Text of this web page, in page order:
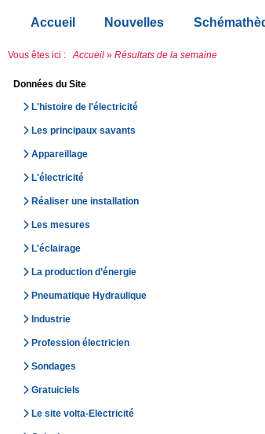
Accueil Nouvelles
Vous êtes ici : Accueil » Résultats de la semaine
Données du Site
L'histoire de l'électricité
Les principaux savants
Appareillage
L'électricité
Réaliser une installation
Les mesures
L'éclairage
La production d’énergie
Pneumatique Hydraulique
Industrie
Profession électricien
Sondages
Gratuiciels
Le site volta-Electricité